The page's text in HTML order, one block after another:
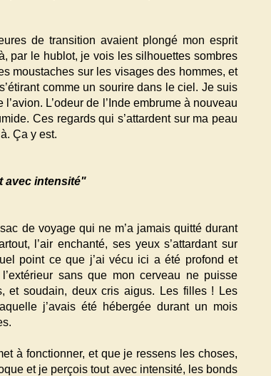
de transition avaient plongé mon esprit
par le hublot, je vois les silhouettes sombres
moustaches sur les visages des hommes, et
comme un sourire dans le ciel. Je suis
L’odeur de l’Inde embrume à nouveau
Ces regards qui s’attardent sur ma peau
Ça y est.
avec intensité"
de voyage qui ne m’a jamais quitté durant
l’air enchanté, ses yeux s’attardant sur
point ce que j’ai vécu ici a été profond et
sans que mon cerveau ne puisse
et soudain, deux cris aigus. Les filles ! Les
j’avais été hébergée durant un mois
à fonctionner, et que je ressens les choses,
et je perçois tout avec intensité, les bonds